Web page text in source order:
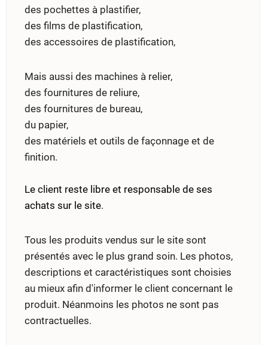
des pochettes à plastifier,
des films de plastification,
des accessoires de plastification,
Mais aussi des machines à relier,
des fournitures de reliure,
des fournitures de bureau,
du papier,
des matériels et outils de façonnage et de
finition.
Le client reste libre et responsable de ses
achats sur le site.
Tous les produits vendus sur le site sont
présentés avec le plus grand soin. Les photos,
descriptions et caractéristiques sont choisies
au mieux afin d'informer le client concernant le
produit. Néanmoins les photos ne sont pas
contractuelles.